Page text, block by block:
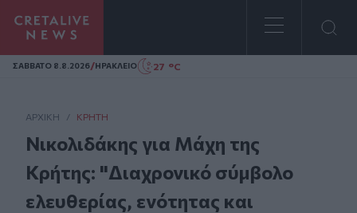
Homepage
ΣAΒΒΑΤΟ 8.8.2026/ΗΡΑΚΛΕΙΟ 27 °C
ΑΡΧΙΚΗ / ΚΡΉΤΗ
Νικολιδάκης για Μάχη της
Κρήτης: "Διαχρονικό σύμβολο
ελευθερίας, ενότητας και